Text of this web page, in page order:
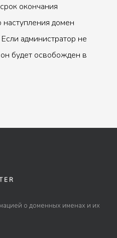
окончания
домен
администратор не
будет освобожден в
о доменных именах и их